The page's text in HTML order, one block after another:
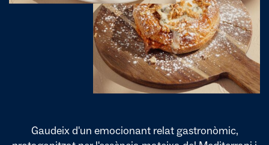
Gaudeix d'un emocionant relat gastronòmic,